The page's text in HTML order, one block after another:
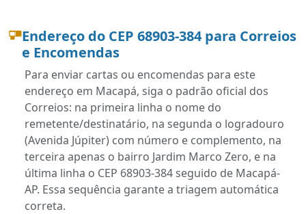
Endereço do CEP 68903-384 para Correios
e Encomendas
Para enviar cartas ou encomendas para este
endereço em Macapá, siga o padrão oficial dos
Correios: na primeira linha o nome do
remetente/destinatário, na segunda o logradouro
(Avenida Júpiter) com número e complemento, na
terceira apenas o bairro Jardim Marco Zero, e na
última linha o CEP 68903-384 seguido de Macapá-
AP. Essa sequência garante a triagem automática
correta.